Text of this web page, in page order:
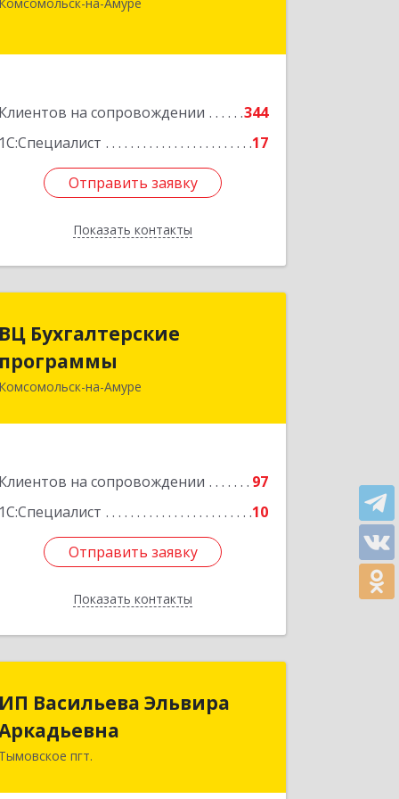
Клиентов на сопровождении
344
1С:Специалист
17
Отправить заявку
Показать контакты
Комсомольск-на-Амуре г,
оф.202
Отправить заявку
Назад
ВЦ Бухгалтерские
программы
Комсомольск-на-Амуре
Клиентов на сопровождении
97
1С:Специалист
10
Отправить заявку
Показать контакты
программы
681000, Хабаровский край,
Подробнее
Отправить заявку
Назад
ИП Васильева Эльвира
Тымовское пгт.
Аркадьевна
694400, Сахалинская обл, Тымовский